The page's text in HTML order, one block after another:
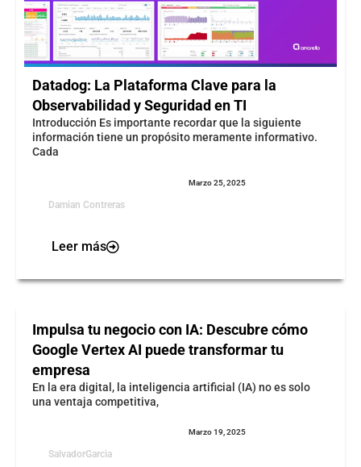
Datadog: La Plataforma Clave para la
Observabilidad y Seguridad en TI
Introducción Es importante recordar que la siguiente
información tiene un propósito meramente informativo.
Cada
Damian Contreras
Marzo 25, 2025
Leer más
Impulsa tu negocio con IA: Descubre cómo
Google Vertex AI puede transformar tu
empresa
En la era digital, la inteligencia artificial (IA) no es solo
una ventaja competitiva,
SalvadorGarcia
Marzo 19, 2025